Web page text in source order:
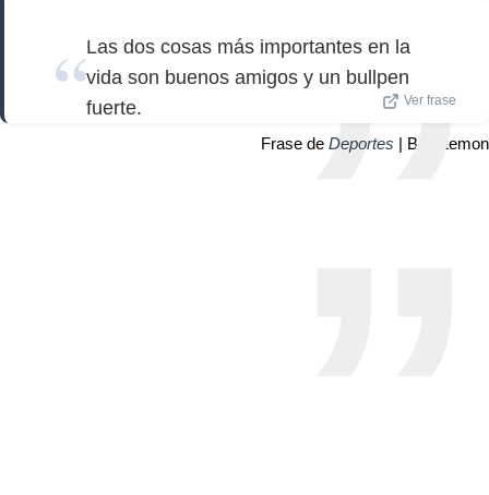
Las dos cosas más importantes en la
vida son buenos amigos y un bullpen
fuerte.
Ver frase
Frase de Deportes | Bob Lemon